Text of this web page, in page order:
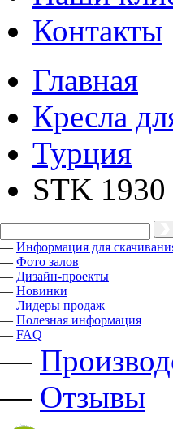
Контакты
Главная
Кресла
Турция
STK 1930
— Информация для
— Фото залов
— Дизайн-проекты
— Новинки
— Лидеры продаж
— Полезная информация
— FAQ
—
— Отзывы